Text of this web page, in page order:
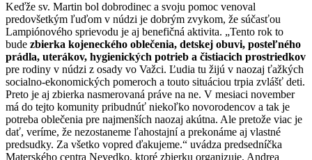
Keďže sv. Martin bol dobrodinec a svoju pomoc venoval
predovšetkým ľuďom v núdzi je dobrým zvykom, že súčasťou
Lampiónového sprievodu je aj benefičná aktivita. „Tento rok to
bude zbierka kojeneckého oblečenia, detskej obuvi, posteľného
prádla, uterákov, hygienických potrieb a čistiacich prostriedkov
pre rodiny v núdzi z osady vo Važci. Ľudia tu žijú v naozaj ťažkých
socialno-ekonomických pomeroch a touto situáciou trpia zvlášť deti.
Preto je aj zbierka nasmerovaná práve na ne. V mesiaci november
má do tejto komunity pribudnúť niekoľko novorodencov a tak je
potreba oblečenia pre najmenších naozaj akútna. Ale pretože viac je
dať, veríme, že nezostaneme ľahostajní a prekonáme aj vlastné
predsudky. Za všetko vopred ďakujeme.“ uvádza predsedníčka
Materského centra Nevedko, ktoré zbierku organizuje, Andrea